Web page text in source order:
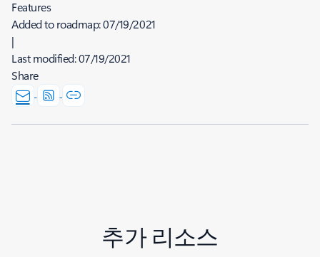
Features
Added to roadmap:07/19/2021
|
Last modified:07/19/2021
Share
추가 리소스